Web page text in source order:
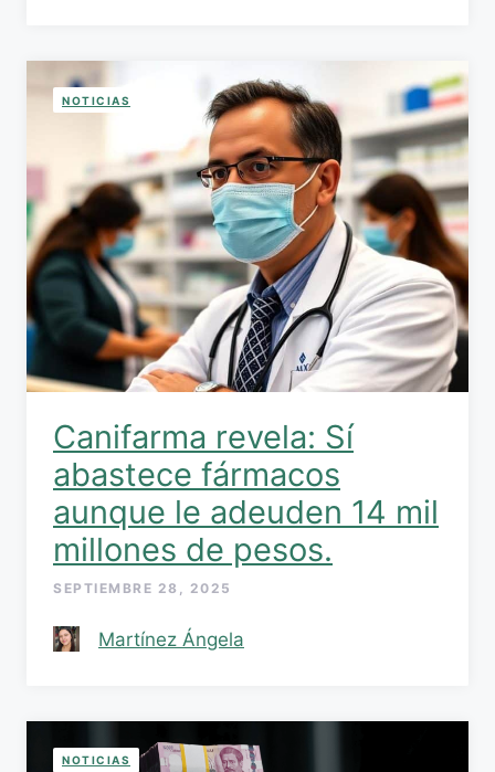
NOTICIAS
Canifarma revela: Sí
abastece fármacos
aunque le adeuden 14 mil
millones de pesos.
SEPTIEMBRE 28, 2025
Martínez Ángela
NOTICIAS